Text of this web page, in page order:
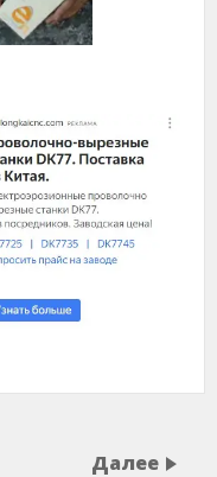
Далее